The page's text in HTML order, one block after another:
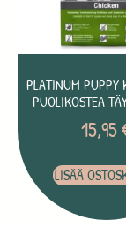
PLATINUM PUPPY
PUOLIKOSTEA
15,95
LISÄÄ